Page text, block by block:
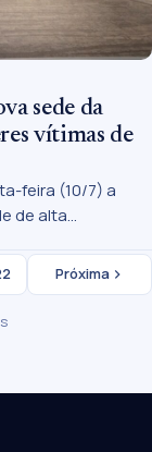
sede da
vítimas de
feira (10/7) a
de alta
com risco de
Próxima